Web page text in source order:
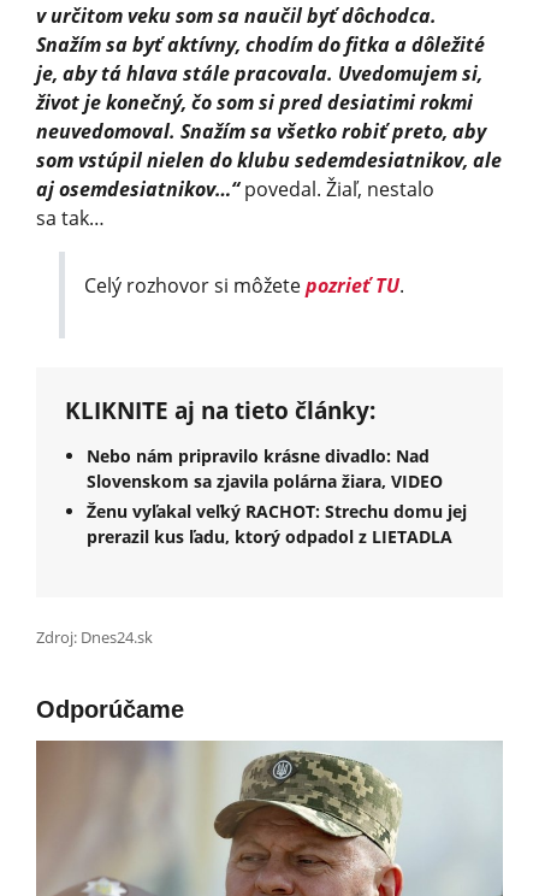
v určitom veku som sa naučil byť dôchodca.
Snažím sa byť aktívny, chodím do fitka a dôležité
je, aby tá hlava stále pracovala. Uvedomujem si,
život je konečný, čo som si pred desiatimi rokmi
neuvedomoval. Snažím sa všetko robiť preto, aby
som vstúpil nielen do klubu sedemdesiatnikov, ale
aj osemdesiatnikov…“povedal. Žiaľ, nestalo
sa tak…
Celý rozhovor si môžetepozrieť TU.
KLIKNITE aj na tieto články:
Nebo nám pripravilo krásne divadlo: Nad
Slovenskom sa zjavila polárna žiara, VIDEO
Ženu vyľakal veľký RACHOT: Strechu domu jej
prerazil kus ľadu, ktorý odpadol z LIETADLA
Zdroj: Dnes24.sk
Odporúčame